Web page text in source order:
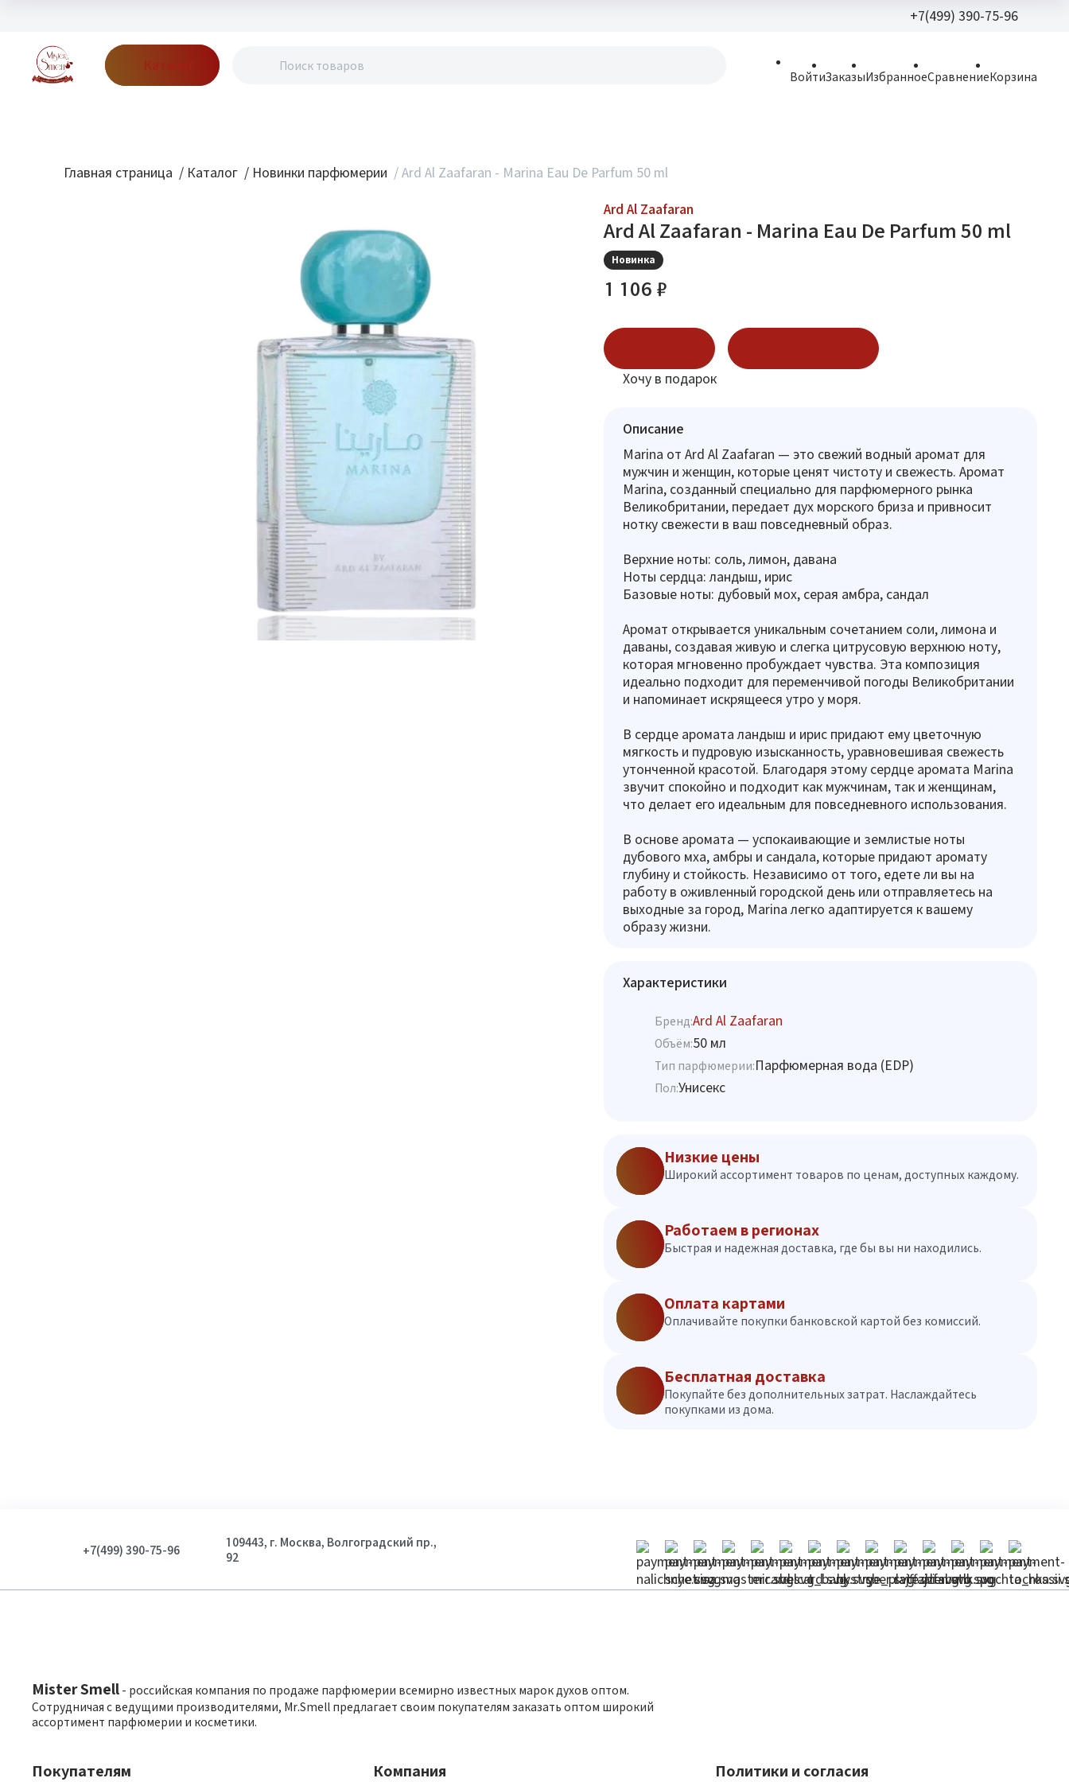
+7(499) 390-75-96
Каталог
ВойтиЗаказыИзбранноеСравнениеКорзина
Главная страница / Каталог / Новинки парфюмерии / Ard Al Zaafaran - Marina Eau De Parfum 50 ml
Ard Al Zaafaran
Ard Al Zaafaran - Marina Eau De Parfum 50 ml
Новинка
1 106 ₽
Хочу в подарок
Описание
Marina от Ard Al Zaafaran — это свежий водный аромат для
мужчин и женщин, которые ценят чистоту и свежесть. Аромат
Marina, созданный специально для парфюмерного рынка
Великобритании, передает дух морского бриза и привносит
нотку свежести в ваш повседневный образ.
Верхние ноты: соль, лимон, давана
Ноты сердца: ландыш, ирис
Базовые ноты: дубовый мох, серая амбра, сандал
Аромат открывается уникальным сочетанием соли, лимона и
даваны, создавая живую и слегка цитрусовую верхнюю ноту,
которая мгновенно пробуждает чувства. Эта композиция
идеально подходит для переменчивой погоды Великобритании
и напоминает искрящееся утро у моря.
В сердце аромата ландыш и ирис придают ему цветочную
мягкость и пудровую изысканность, уравновешивая свежесть
утонченной красотой. Благодаря этому сердце аромата Marina
звучит спокойно и подходит как мужчинам, так и женщинам,
что делает его идеальным для повседневного использования.
В основе аромата — успокаивающие и землистые ноты
дубового мха, амбры и сандала, которые придают аромату
глубину и стойкость. Независимо от того, едете ли вы на
работу в оживленный городской день или отправляетесь на
выходные за город, Marina легко адаптируется к вашему
образу жизни.
Характеристики
Бренд:Ard Al Zaafaran
Объём:50 мл
Тип парфюмерии:Парфюмерная вода (EDP)
Пол:Унисекс
Низкие цены
Широкий ассортимент товаров по ценам, доступных каждому.
Работаем в регионах
Быстрая и надежная доставка, где бы вы ни находились.
Оплата картами
Оплачивайте покупки банковской картой без комиссий.
Бесплатная доставка
Покупайте без дополнительных затрат. Наслаждайтесь
покупками из дома.
+7(499) 390-75-96
109443, г. Москва, Волгоградский пр.,
92
Mister Smell - российская компания по продаже парфюмерии всемирно известных марок духов оптом.
Сотрудничая с ведущими производителями, Mr.Smell предлагает своим покупателям заказать оптом широкий
ассортимент парфюмерии и косметики.
Покупателям Компания Политики и согласия